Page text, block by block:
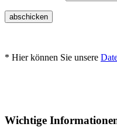
abschicken
* Hier können Sie unsere
Wichtige